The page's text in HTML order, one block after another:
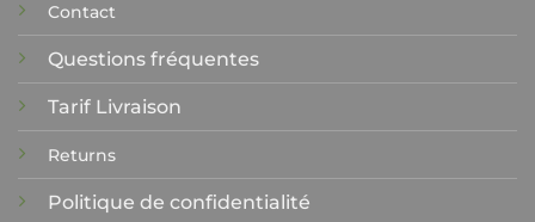
Contact
Questions fréquentes
Tarif Livraison
Returns
Politique de confidentialité